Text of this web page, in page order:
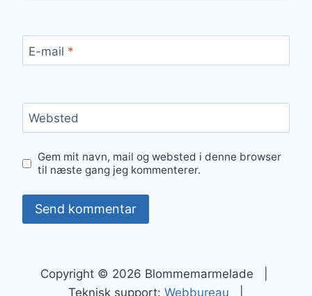
E-mail *
Websted
Gem mit navn, mail og websted i denne browser
til næste gang jeg kommenterer.
Copyright © 2026 Blommemarmelade |
Teknisk support: Webbureau